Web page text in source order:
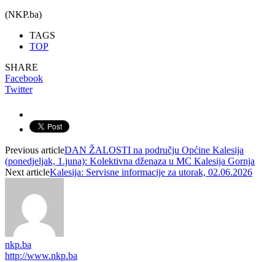
(NKP.ba)
TAGS
TOP
SHARE
Facebook
Twitter
Previous articleDAN ŽALOSTI na području Općine Kalesija
(ponedjeljak, 1.juna): Kolektivna dženaza u MC Kalesija Gornja
Next articleKalesija: Servisne informacije za utorak, 02.06.2026
nkp.ba
http://www.nkp.ba